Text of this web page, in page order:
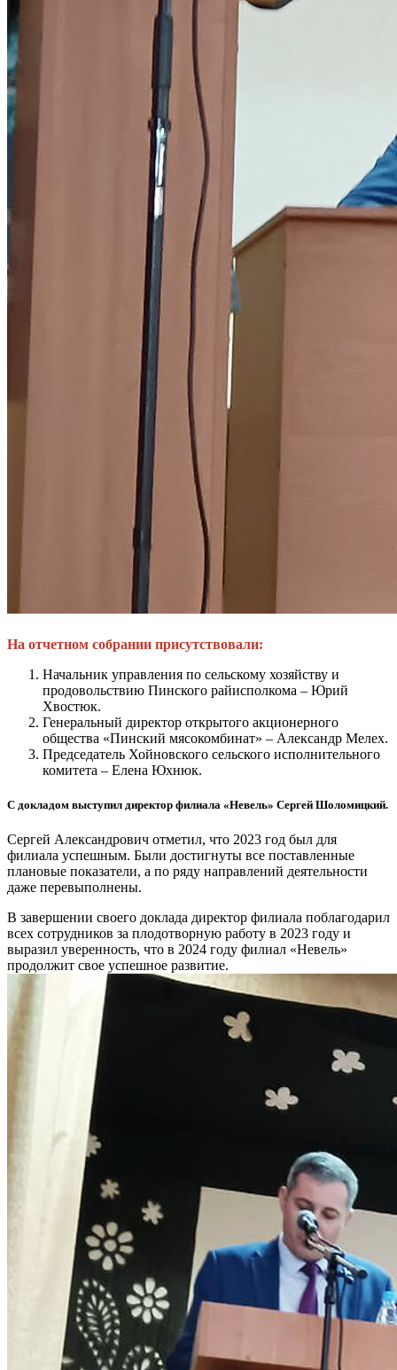
На отчетном собрании присутствовали:
Начальник управления по сельскому хозяйству и
продовольствию Пинского райисполкома – Юрий
Хвостюк.
Генеральный директор открытого акционерного
общества «Пинский мясокомбинат» – Александр Мелех.
Председатель Хойновского сельского исполнительного
комитета – Елена Юхнюк.
С докладом выступил директор филиала «Невель» Сергей Шоломицкий.
Сергей Александрович отметил, что 2023 год был для
филиала успешным. Были достигнуты все поставленные
плановые показатели, а по ряду направлений деятельности
даже перевыполнены.
В завершении своего доклада директор филиала поблагодарил
всех сотрудников за плодотворную работу в 2023 году и
выразил уверенность, что в 2024 году филиал «Невель»
продолжит свое успешное развитие.